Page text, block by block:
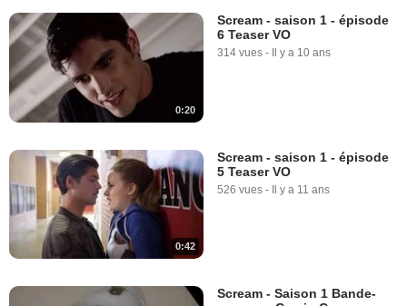
0:20
Scream - saison 1 - épisode
6 Teaser VO
314 vues - Il y a 10 ans
0:42
Scream - saison 1 - épisode
5 Teaser VO
526 vues - Il y a 11 ans
Scream - Saison 1 Bande-